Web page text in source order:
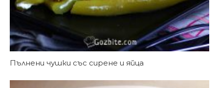
Пълнени чушки със сирене и яйца